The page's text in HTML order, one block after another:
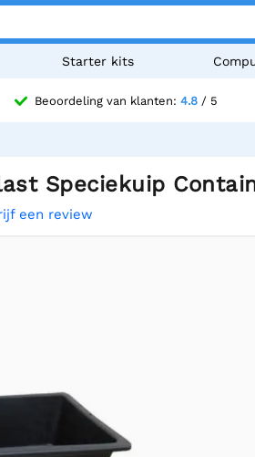
Starter kits
Beoordeling van klanten: 4.8 / 5
Speciekuip
een review